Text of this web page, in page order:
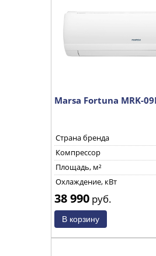
Marsa Fortuna MRK-
Страна бренда
Компрессор
Площадь, м²
Охлаждение, кВт
38 990 руб.